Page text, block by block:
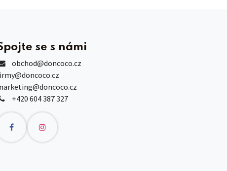
se s námi
obchod@doncoco.cz
+420 604 387 327